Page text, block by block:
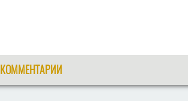
КОММЕНТАРИИ